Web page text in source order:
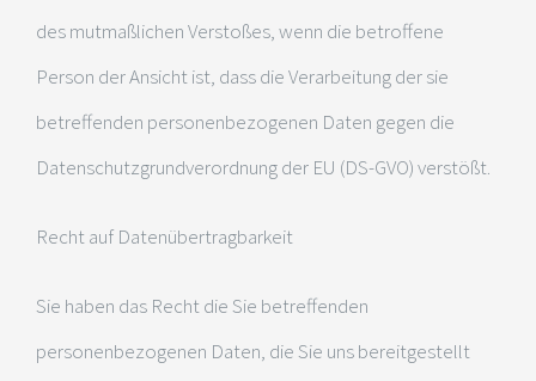
des mutmaßlichen Verstoßes, wenn die betroffene
Person der Ansicht ist, dass die Verarbeitung der sie
betreffenden personenbezogenen Daten gegen die
Datenschutzgrundverordnung der EU (DS-GVO) verstößt.
Recht auf Datenübertragbarkeit
Sie haben das Recht die Sie betreffenden
personenbezogenen Daten, die Sie uns bereitgestellt